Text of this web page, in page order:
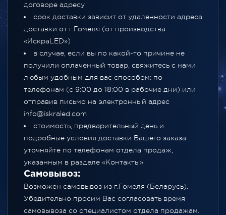
договоре адресу
срок доставки зависит от удаленности адреса
доставки от г.Гомеля (от производства
«ИскраLED»)
в случае, если вы по какой-то причине не
получили оплаченный товар, свяжитесь с нами
любым удобным для вас способом: по
телефонам (с 9:00 до 18:00 в рабочие дни) или
отправив письмо на электронный адрес
info@iskraled.com
стоимость, предварительный день и
подробные условия доставки Вашего заказа
уточняйте по телефонам отдела продаж,
указанным в разделе «Контакты»
Самовывоз:
Возможен самовывоз из г.Гомеля (Беларусь).
Убедительно просим Вас согласовать время
самовывоза со специалистом отдела продажам.